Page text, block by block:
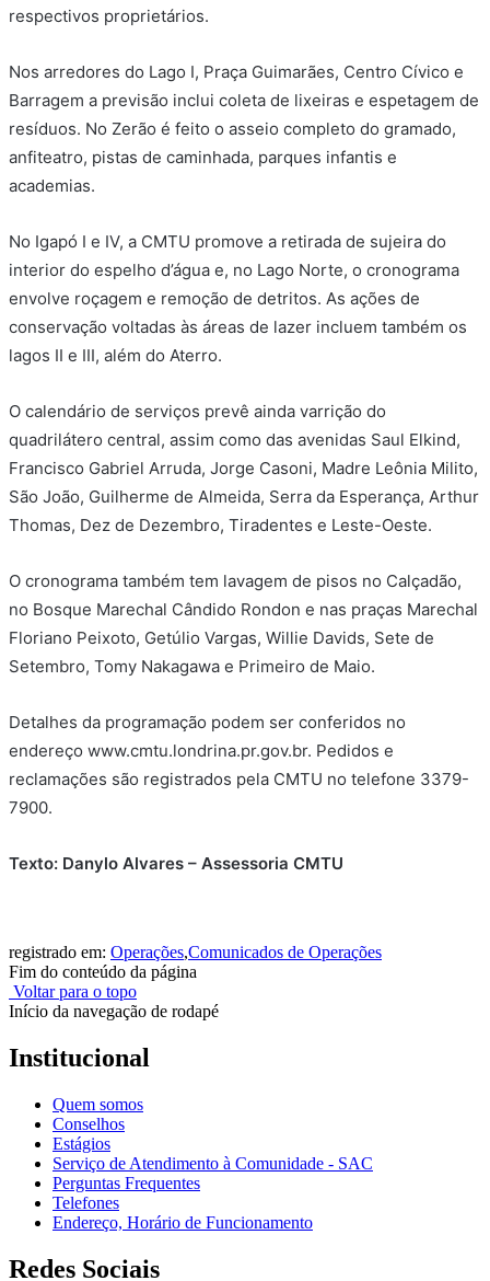
respectivos proprietários.
Nos arredores do Lago I, Praça Guimarães, Centro Cívico e
Barragem a previsão inclui coleta de lixeiras e espetagem de
resíduos. No Zerão é feito o asseio completo do gramado,
anfiteatro, pistas de caminhada, parques infantis e
academias.
No Igapó I e IV, a CMTU promove a retirada de sujeira do
interior do espelho d’água e, no Lago Norte, o cronograma
envolve roçagem e remoção de detritos. As ações de
conservação voltadas às áreas de lazer incluem também os
lagos II e III, além do Aterro.
O calendário de serviços prevê ainda varrição do
quadrilátero central, assim como das avenidas Saul Elkind,
Francisco Gabriel Arruda, Jorge Casoni, Madre Leônia Milito,
São João, Guilherme de Almeida, Serra da Esperança, Arthur
Thomas, Dez de Dezembro, Tiradentes e Leste-Oeste.
O cronograma também tem lavagem de pisos no Calçadão,
no Bosque Marechal Cândido Rondon e nas praças Marechal
Floriano Peixoto, Getúlio Vargas, Willie Davids, Sete de
Setembro, Tomy Nakagawa e Primeiro de Maio.
Detalhes da programação podem ser conferidos no
endereço www.cmtu.londrina.pr.gov.br. Pedidos e
reclamações são registrados pela CMTU no telefone 3379-
7900.
Texto: Danylo Alvares – Assessoria CMTU
registrado em: Operações,Comunicados de Operações
Fim do conteúdo da página
Voltar para o topo
Início da navegação de rodapé
Institucional
Quem somos
Conselhos
Estágios
Serviço de Atendimento à Comunidade - SAC
Perguntas Frequentes
Telefones
Endereço, Horário de Funcionamento
Redes Sociais